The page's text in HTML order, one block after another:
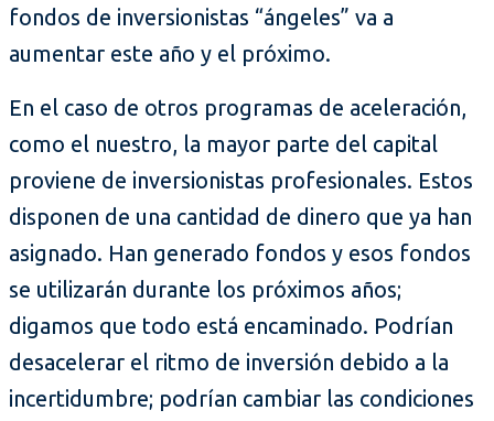
fondos de inversionistas “ángeles” va a
aumentar este año y el próximo.
En el caso de otros programas de aceleración,
como el nuestro, la mayor parte del capital
proviene de inversionistas profesionales. Estos
disponen de una cantidad de dinero que ya han
asignado. Han generado fondos y esos fondos
se utilizarán durante los próximos años;
digamos que todo está encaminado. Podrían
desacelerar el ritmo de inversión debido a la
incertidumbre; podrían cambiar las condiciones